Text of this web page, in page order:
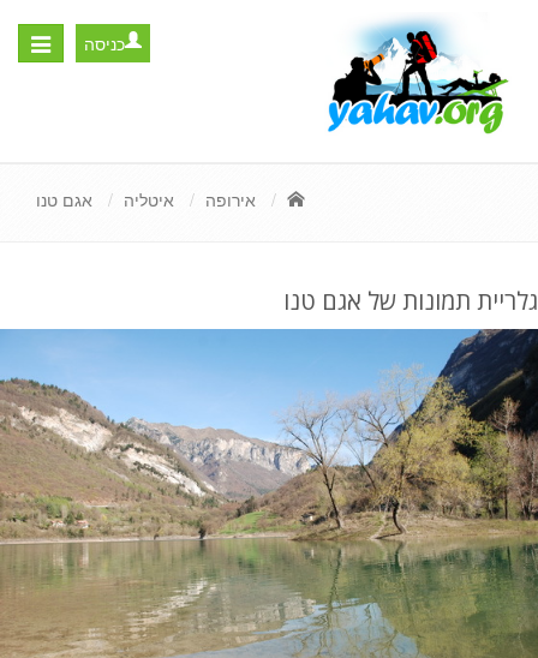
Toggle
כניסה
אירופה איטליה אגם טנו
גלריית תמונות של אגם טנו